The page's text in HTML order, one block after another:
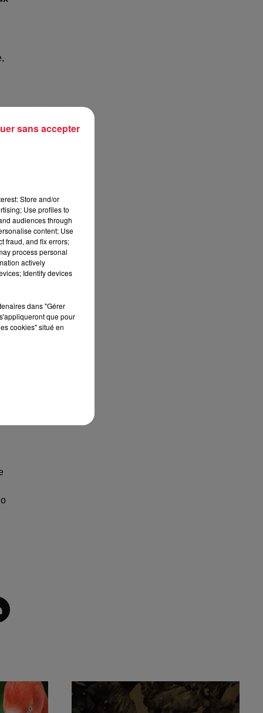
Store and/or
Use profiles to
audiences through
content; Use
fraud, and fix errors;
process personal
actively
Identify devices
dans "Gérer
que pour
cookies" situé en
sans accepter